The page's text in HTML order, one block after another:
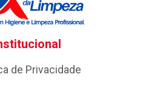
de Privacidade